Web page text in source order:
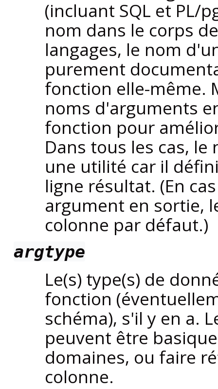
(incluant SQL et PL/
nom dans le corps
langages, le nom
purement
fonction elle-même.
noms d'arguments
fonction pour
Dans tous les cas,
une utilité car il
ligne résultat. (En
argument en sortie,
colonne par défaut.)
argtype
Le(s) type(s) de
fonction
schéma), s'il y en a.
peuvent être
domaines, ou faire
colonne.